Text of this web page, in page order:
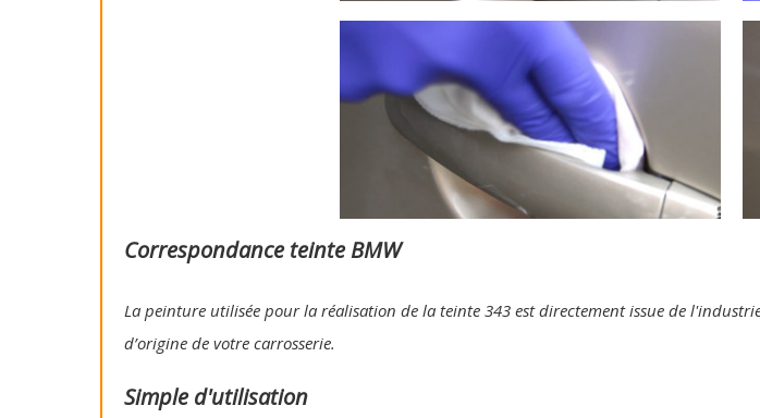
Correspondance teinte BMW
La peinture utilisée pour la réalisation de la teinte 343 est directement issue de
d’origine de votre carrosserie.
Simple d'utilisation